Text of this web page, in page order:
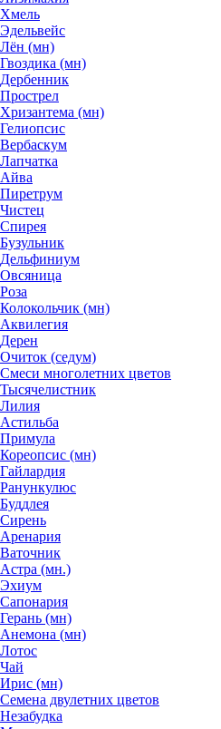
Хмель
Эдельвейс
Лён (мн)
Гвоздика (мн)
Дербенник
Прострел
Хризантема (мн)
Гелиопсис
Вербаскум
Лапчатка
Айва
Пиретрум
Чистец
Спирея
Бузульник
Дельфиниум
Овсяница
Роза
Колокольчик (мн)
Аквилегия
Дерен
Очиток (седум)
Смеси многолетних цветов
Тысячелистник
Лилия
Астильба
Примула
Кореопсис (мн)
Гайлардия
Ранункулюс
Буддлея
Сирень
Аренария
Ваточник
Астра (мн.)
Эхиум
Сапонария
Герань (мн)
Анемона (мн)
Лотос
Чай
Ирис (мн)
Семена двулетних цветов
Незабудка